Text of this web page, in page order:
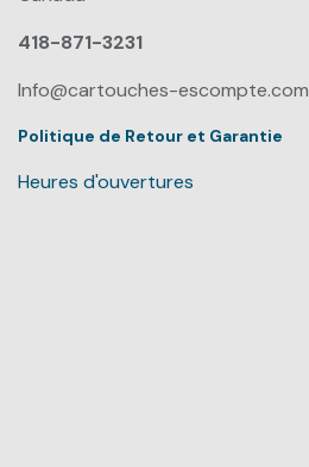
418-871-3231
Info@cartouches-escompte.com
Politique de Retour et Garantie
Heures d'ouvertures